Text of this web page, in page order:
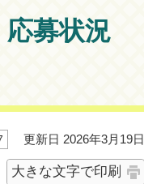
募状況
更新日 2026年3月19日
大きな文字で印刷